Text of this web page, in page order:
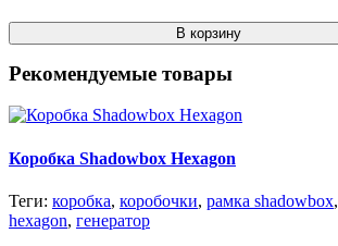
В корзину
Рекомендуемые товары
Коробка Shadowbox Hexagon
Теги: коробка, коробочки, рамка shadowbox,
hexagon, генератор